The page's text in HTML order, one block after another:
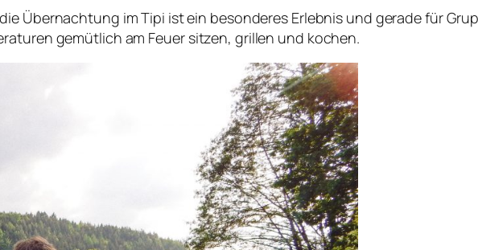
Übernachtung im Tipi ist ein besonderes Erlebnis und gerade für
gemütlich am Feuer sitzen, grillen und kochen.